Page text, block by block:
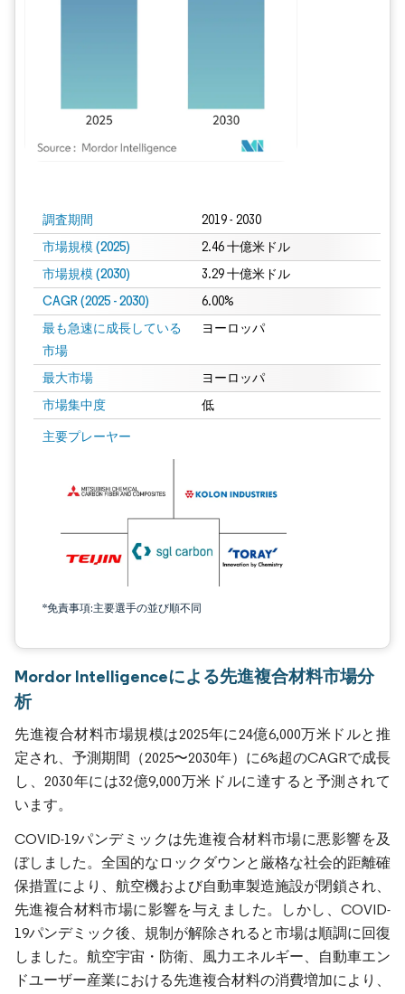
調査期間 2019 - 2030
市場規模 (2025) 2.46 十億米ドル
市場規模 (2030) 3.29 十億米ドル
CAGR (2025 - 2030) 6.00%
最も急速に成長している
市場
ヨーロッパ
最大市場 ヨーロッパ
市場集中度 低
主要プレーヤー
*免責事項:主要選手の並び順不同
Mordor Intelligenceによる先進複合材料市場分
析
先進複合材料市場規模は2025年に24億6,000万米ドルと推
定され、予測期間（2025〜2030年）に6%超のCAGRで成長
し、2030年には32億9,000万米ドルに達すると予測されて
います。
COVID-19パンデミックは先進複合材料市場に悪影響を及
ぼしました。全国的なロックダウンと厳格な社会的距離確
保措置により、航空機および自動車製造施設が閉鎖され、
先進複合材料市場に影響を与えました。しかし、COVID-
19パンデミック後、規制が解除されると市場は順調に回復
しました。航空宇宙・防衛、風力エネルギー、自動車エン
ドユーザー産業における先進複合材料の消費増加により、